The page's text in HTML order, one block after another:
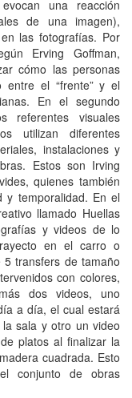
una reacción
de una imagen),
las fotografías. Por
Erving Goffman,
cómo las personas
entre el “frente” y el
En el segundo
referentes visuales
utilizan diferentes
instalaciones y
Estos son Irving
quienes también
y temporalidad. En el
llamado Huellas
y videos de lo
en el carro o
transfers de tamaño
con colores,
dos videos, uno
a día, el cual estará
sala y otro un video
platos al finalizar la
cuadrada. Esto
conjunto de obras